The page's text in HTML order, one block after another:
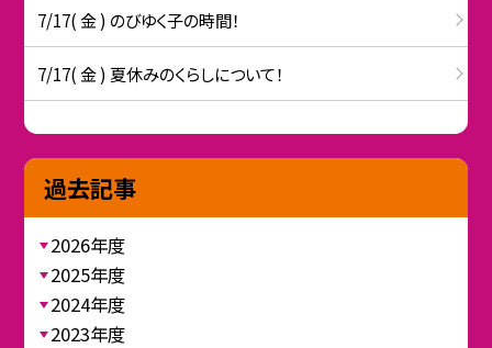
7/17( 金 ) のびゆく子の時間！
7/17( 金 ) 夏休みのくらしについて！
過去記事
2026年度
2025年度
2024年度
2023年度